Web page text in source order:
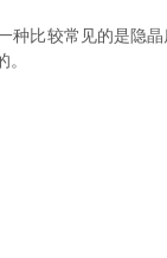
比较常见的是隐晶